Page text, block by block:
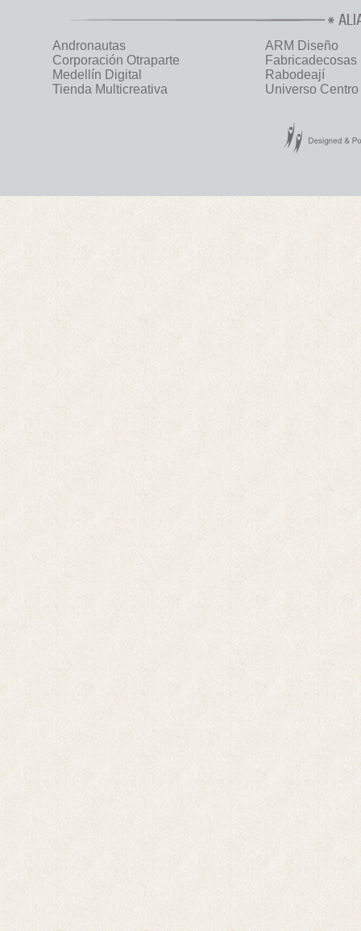
Andronautas
ARM Diseño
Corporación Otraparte
Fabricadecosas
Medellín Digital
Rabodeají
Tienda Multicreativa
Universo Centro